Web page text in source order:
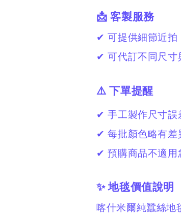
📩 客製服務
✔ 可提供細節近拍
✔ 可代訂不同尺寸
⚠️ 下單提醒
✔ 手工製作尺寸誤
✔ 每批顏色略有差
✔ 預購商品不適用
✨ 地毯價值說明
喀什米爾純蠶絲地